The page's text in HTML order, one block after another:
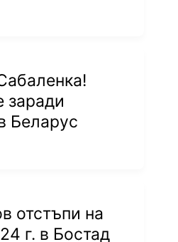
favorites
заради
Беларус
отстъпи на
г. в Бостад